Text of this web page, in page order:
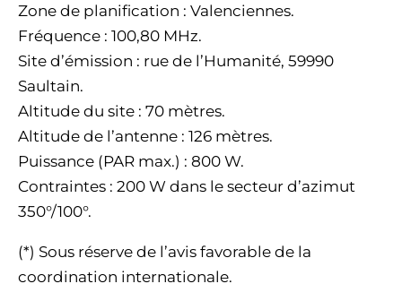
Zone de planification : Valenciennes.
Fréquence : 100,80 MHz.
Site d’émission : rue de l’Humanité, 59990
Saultain.
Altitude du site : 70 mètres.
Altitude de l’antenne : 126 mètres.
Puissance (PAR max.) : 800 W.
Contraintes : 200 W dans le secteur d’azimut
350°/100°.
(*) Sous réserve de l’avis favorable de la
coordination internationale.